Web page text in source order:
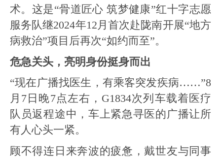
术。这是“骨道匠心 筑梦健康”红十字志愿
服务队继2024年12月首次赴陇南开展“地方
病救治”项目后再次“如约而至”。
危急关头，亮明身份挺身而出
“现在广播找医生，有乘客突发疾病……”8
月7日晚7点左右，G1834次列车载着医疗
队员返程途中，车上紧急寻医的广播让所
有人心头一紧。
顾不得连日来奔波的疲惫，戴世友与同事